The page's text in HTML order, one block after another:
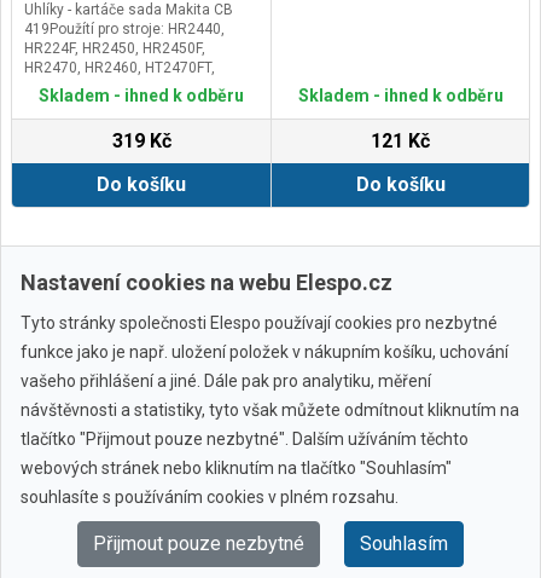
Uhlíky - kartáče sada Makita CB
419Použítí pro stroje: HR2440,
HR224F, HR2450, HR2450F,
HR2470, HR2460, HT2470FT,
HR2470T 4304, 4304T, 3405,
4305T, 4340CT, 4341CT, 4340FCT,
4350FCT, 6310, 6408, 6807, 6821,
6823, 6824, 6824N, 6825, 6826,
6826N, 6827, 800, 8450, 8451,
9046, 910 BO4555, BO4556,
BO5000, BO5001, BO6030
DA3011F, DP3003, DP4001,
HP1501, HP1620, HP1620F,
HP2031, HP2032, HP2033, HP2040,
HP2041, HP2042, HP2050,
HP2070, HP2070F, HP2071,
HP2071F, HR1830, HR2020,
HR2432,JR1000FT, JS1300
Skladem - ihned k odběru
319 Kč
Do košíku
Skladem - ihned k odběru
121 Kč
Do košíku
Zobrazit další
Všechny značky
© 2010 - 2026 Elespo.cz
Nastavení cookies na webu Elespo.cz
Tyto stránky společnosti Elespo používají cookies pro nezbytné
funkce jako je např. uložení položek v nákupním košíku, uchování
vašeho přihlášení a jiné. Dále pak pro analytiku, měření
návštěvnosti a statistiky, tyto však můžete odmítnout kliknutím na
tlačítko "Přijmout pouze nezbytné". Dalším užíváním těchto
webových stránek nebo kliknutím na tlačítko "Souhlasím"
souhlasíte s používáním cookies v plném rozsahu.
Přijmout pouze nezbytné Souhlasím